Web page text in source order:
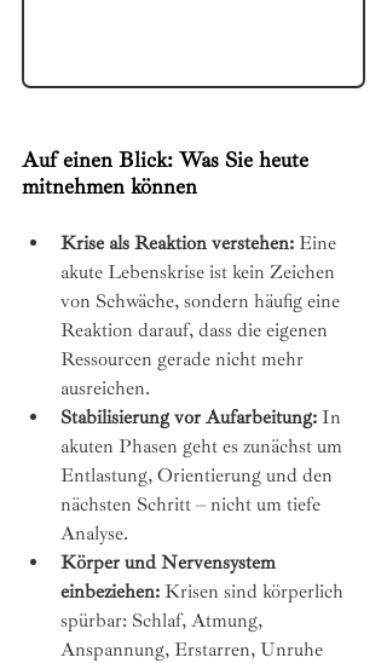
Auf einen Blick: Was Sie heute
mitnehmen können
Krise als Reaktion verstehen: Eine
akute Lebenskrise ist kein Zeichen
von Schwäche, sondern häufig eine
Reaktion darauf, dass die eigenen
Ressourcen gerade nicht mehr
ausreichen.
Stabilisierung vor Aufarbeitung: In
akuten Phasen geht es zunächst um
Entlastung, Orientierung und den
nächsten Schritt – nicht um tiefe
Analyse.
Körper und Nervensystem
einbeziehen: Krisen sind körperlich
spürbar: Schlaf, Atmung,
Anspannung, Erstarren, Unruhe